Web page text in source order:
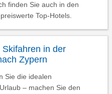
finden Sie auch in den
Top-Hotels.
in der
Zypern
Sie die idealen
– machen Sie den